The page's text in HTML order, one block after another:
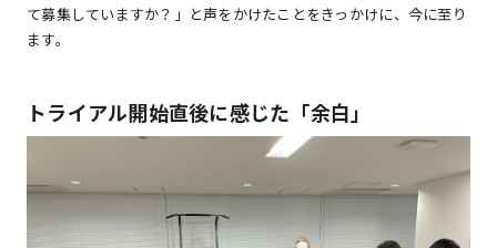
て募集していますか？」と声をかけたことをきっかけに、今に至り
ます。
トライアル開始直後に感じた「余白」